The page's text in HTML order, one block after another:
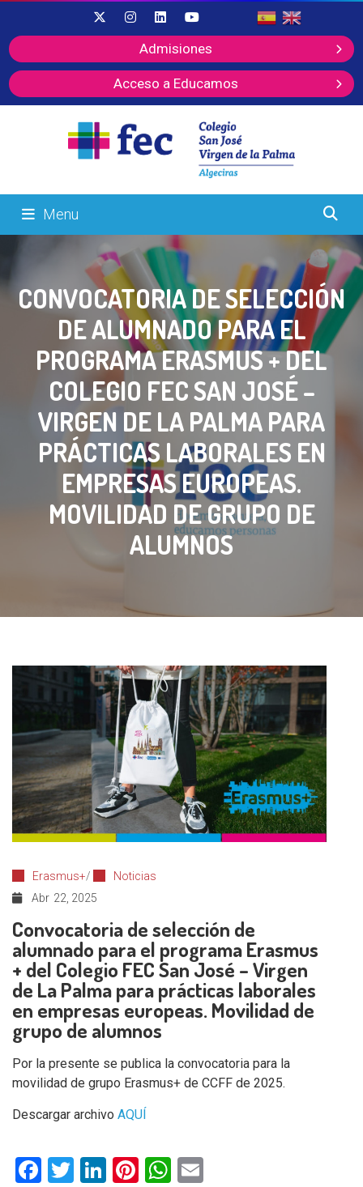
Admisiones
Acceso a Educamos
Menu
CONVOCATORIA DE SELECCIÓN
DE ALUMNADO PARA EL
PROGRAMA ERASMUS + DEL
COLEGIO FEC SAN JOSÉ –
VIRGEN DE LA PALMA PARA
PRÁCTICAS LABORALES EN
EMPRESAS EUROPEAS.
MOVILIDAD DE GRUPO DE
ALUMNOS
Erasmus+/
Noticias
Abr 22, 2025
Convocatoria de selección de
alumnado para el programa Erasmus
+ del Colegio FEC San José – Virgen
de La Palma para prácticas laborales
en empresas europeas. Movilidad de
grupo de alumnos
Por la presente se publica la convocatoria para la
movilidad de grupo Erasmus+ de CCFF de 2025.
Descargar archivo AQUÍ
Facebook
Twitter
LinkedIn
Pinterest
WhatsApp